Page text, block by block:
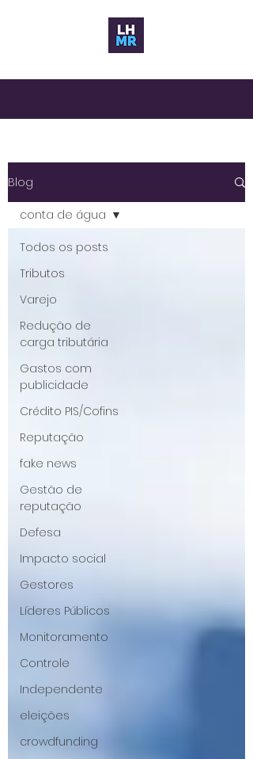
Blog
Todos os posts
Tributos
Varejo
Redução de
carga tributária
Gastos com
publicidade
Crédito PIS/Cofins
Reputação
fake news
Gestão de
reputação
Defesa
Impacto social
Gestores
Líderes Públicos
Monitoramento
Controle
Independente
eleições
crowdfunding
conta de água